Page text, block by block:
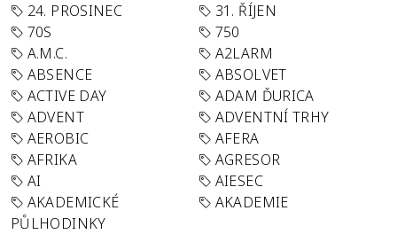
24. PROSINEC
31. ŘÍJEN
70S
750
A.M.C.
A2LARM
ABSENCE
ABSOLVET
ACTIVE DAY
ADAM ĎURICA
ADVENT
ADVENTNÍ TRHY
AEROBIC
AFERA
AFRIKA
AGRESOR
AI
AIESEC
AKADEMICKÉ
PŮLHODINKY
AKADEMIE